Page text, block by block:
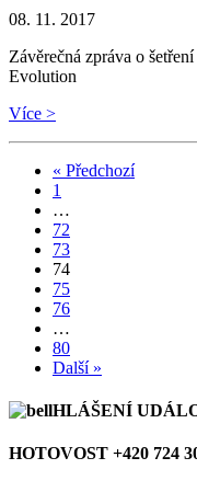
08. 11. 2017
Závěrečná zpráva o
Evolution
Více >
« Předchozí
1
…
72
73
74
75
76
…
80
Další »
HLÁŠENÍ
HOTOVOST +420 724